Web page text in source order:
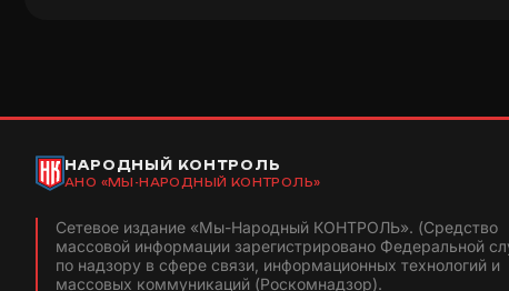
НАРОДНЫЙ КОНТРОЛЬ
АНО «МЫ-НАРОДНЫЙ КОНТРОЛЬ»
Сетевое издание «Мы-Народный КОНТРОЛЬ». (Средство
массовой информации зарегистрировано Федеральной
по надзору в сфере связи, информационных технологий и
массовых коммуникаций (Роскомнадзор).